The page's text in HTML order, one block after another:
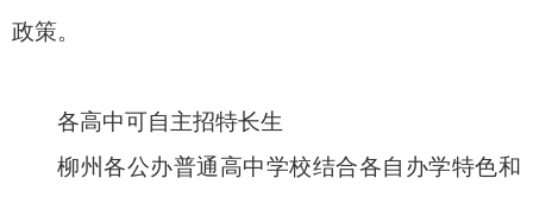
政策。
各高中可自主招特长生
柳州各公办普通高中学校结合各自办学特色和